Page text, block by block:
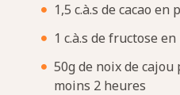
1,5 c.à.s de cacao en
1 c.à.s de fructose
50g de noix de
moins 2 heures